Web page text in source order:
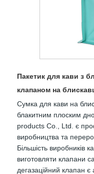
Пакетик для кави з
клапаном на
Сумка для кави на
блакитним плоским
products Co., Ltd. є
виробництва та
Більшість виробників
виготовляти клапани
дегазаційний клапан